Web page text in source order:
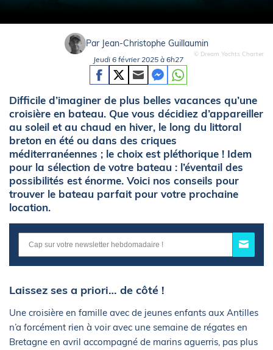
© Dream Yachts Charter
Par Jean-Christophe Guillaumin
Jeudi 6 février 2025 à 6h27
Difficile d’imaginer de plus belles vacances qu’une
croisière en bateau. Que vous décidiez d’appareiller
au soleil et au chaud en hiver, le long du littoral
breton en été ou dans des criques
méditerranéennes ; le choix est pléthorique ! Idem
pour la sélection de votre bateau : l’éventail des
possibilités est énorme. Voici nos conseils pour
trouver le bateau parfait pour votre prochaine
location.
Laissez ses a priori… de côté !
Une croisière en famille avec de jeunes enfants aux Antilles
n’a forcément rien à voir avec une semaine de régates en
Bretagne en avril accompagné de marins aguerris, pas plus